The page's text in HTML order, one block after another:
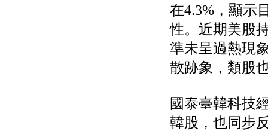
在4.3%，顯示
性。近期美股
準未呈過熱現
散跡象，類股
國泰臺韓科技
韓股，也同步